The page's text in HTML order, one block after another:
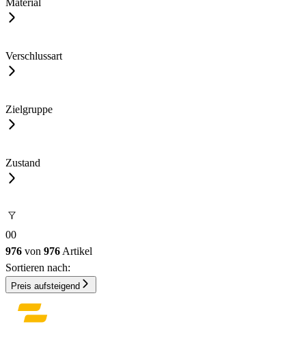
Verschlussart
Zielgruppe
Zustand
00
976 von 976 Artikel
Sortieren nach:
Preis aufsteigend